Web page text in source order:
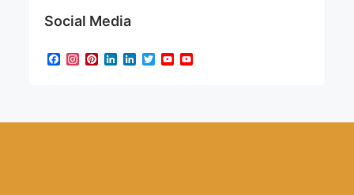
Social Media
Facebook
Instagram
Pinterest
LinkedIn
LinkedIn
TwitterYouTube